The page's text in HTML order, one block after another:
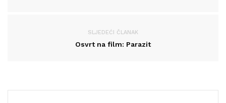
SLJEDEĆI ČLANAK
Osvrt na film: Parazit